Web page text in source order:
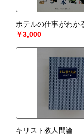
ホテルの仕事がわか
￥3,000
キリスト教人間論